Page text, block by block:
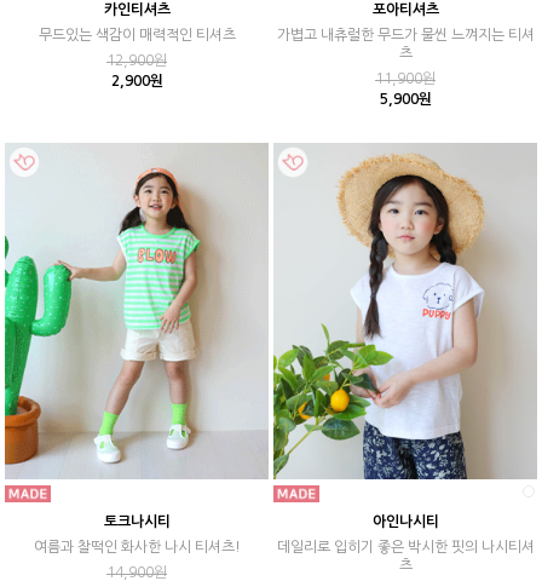
카인티셔츠
무드있는 색감이 매력적인 티셔츠
12,900원
2,900원
포아티셔츠
가볍고 내츄럴한 무드가 물씬 느껴지는 티셔
츠
11,900원
5,900원
토크나시티
여름과 찰떡인 화사한 나시 티셔츠!
14,900원
아인나시티
데일리로 입히기 좋은 박시한 핏의 나시티셔
츠